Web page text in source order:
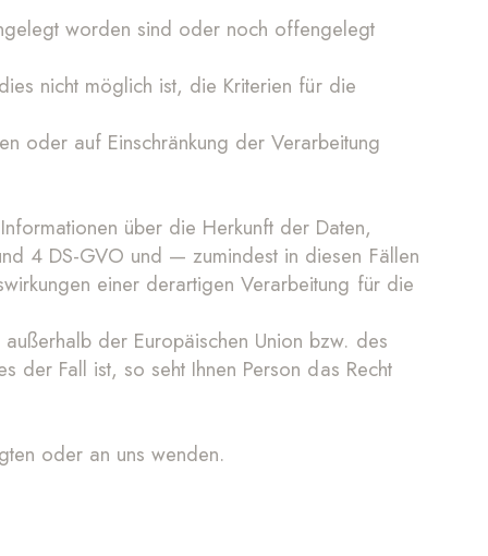
worden sind oder noch offengelegt
nicht möglich ist, die Kriterien für die
oder auf Einschränkung der Verarbeitung
über die Herkunft der Daten,
4 DS-GVO und — zumindest in diesen Fällen
einer derartigen Verarbeitung für die
der Europäischen Union bzw. des
der Fall ist, so seht Ihnen Person das Recht
oder an uns wenden.